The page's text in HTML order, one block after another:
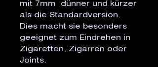
mit 7mm  dünner und kürzer
als die Standardversion.
Dies macht sie besonders
geeignet zum Eindrehen in
Zigaretten, Zigarren oder
Joints.